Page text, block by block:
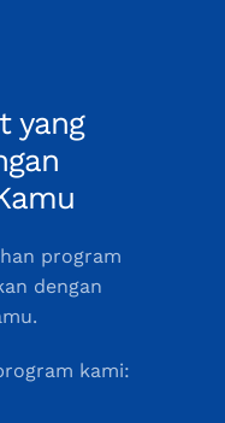
yang
program
dengan
kami: